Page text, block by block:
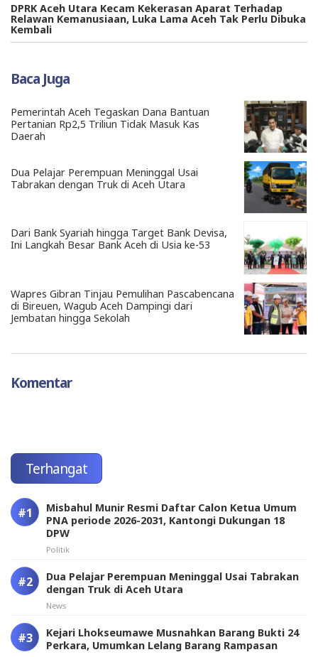
DPRK Aceh Utara Kecam Kekerasan Aparat Terhadap
Relawan Kemanusiaan, Luka Lama Aceh Tak Perlu Dibuka
Kembali
Baca Juga
Pemerintah Aceh Tegaskan Dana Bantuan
Pertanian Rp2,5 Triliun Tidak Masuk Kas
Daerah
Dua Pelajar Perempuan Meninggal Usai
Tabrakan dengan Truk di Aceh Utara
Dari Bank Syariah hingga Target Bank Devisa,
Ini Langkah Besar Bank Aceh di Usia ke-53
Wapres Gibran Tinjau Pemulihan Pascabencana
di Bireuen, Wagub Aceh Dampingi dari
Jembatan hingga Sekolah
Komentar
Terhangat
Misbahul Munir Resmi Daftar Calon Ketua Umum
PNA periode 2026-2031, Kantongi Dukungan 18
DPW
Politik
Dua Pelajar Perempuan Meninggal Usai Tabrakan
dengan Truk di Aceh Utara
News
Kejari Lhokseumawe Musnahkan Barang Bukti 24
Perkara, Umumkan Lelang Barang Rampasan